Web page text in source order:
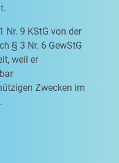
Nr. 9 KStG von der
§ 3 Nr. 6 GewStG
weil er
Zwecken im